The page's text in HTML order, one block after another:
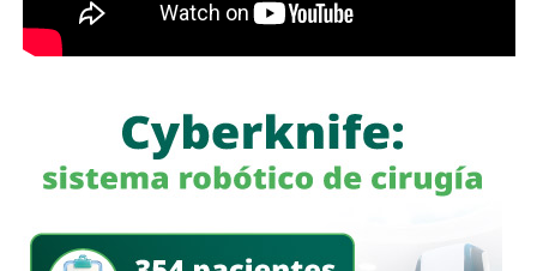
para su análisis y dictamen correspondiente.
construcción de un San Luis Potosí más fuerte e
incluyente, bajo la premisa de propiciar un ejercicio público
llegue a todas y todos”.
También lee:Gloria Trevi abre la fiesta de la Fenapo 2026